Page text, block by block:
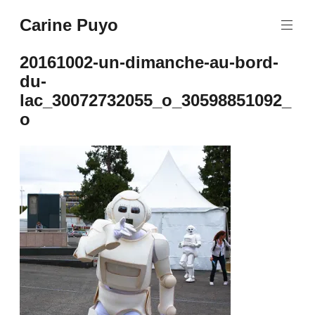
au
principal
Carine Puyo
20161002-un-dimanche-au-bord-
du-
lac_30072732055_o_30598851092_
o